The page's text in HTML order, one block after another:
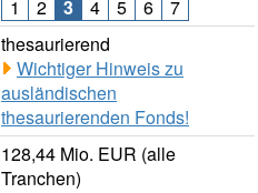
1 2 3 4 5 6
7
thesaurierend
Wichtiger Hinweis zu
ausländischen
thesaurierenden Fonds!
128,44 Mio. EUR (alle
Tranchen)